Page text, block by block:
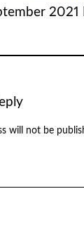
2021
will not be